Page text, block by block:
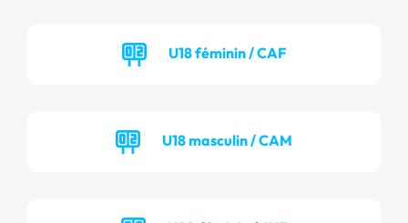
U18 féminin / CAF
U18 masculin / CAM